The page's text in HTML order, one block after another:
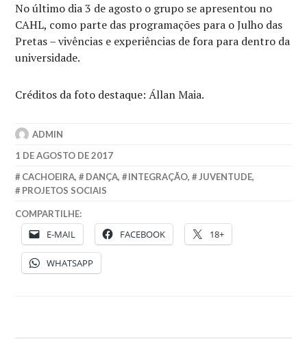
No último dia 3 de agosto o grupo se apresentou no
CAHL, como parte das programações para o Julho das
Pretas – vivências e experiências de fora para dentro da
universidade.
Créditos da foto destaque: Állan Maia.
ADMIN
1 DE AGOSTO DE 2017
CACHOEIRA, DANÇA, INTEGRAÇÃO, JUVENTUDE,
PROJETOS SOCIAIS
COMPARTILHE:
E-MAIL FACEBOOK 18+
WHATSAPP